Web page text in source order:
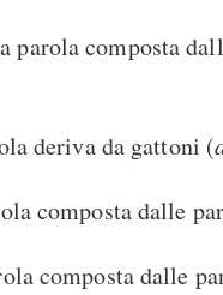
parola composta
deriva da gattoni (
composta dalle
composta dalle